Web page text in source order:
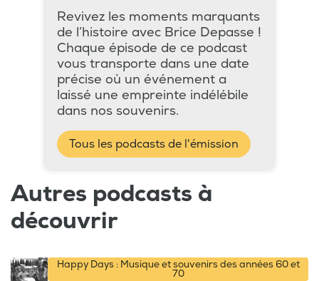
Revivez les moments marquants
de l’histoire avec Brice Depasse !
Chaque épisode de ce podcast
vous transporte dans une date
précise où un événement a
laissé une empreinte indélébile
dans nos souvenirs.
Tous les podcasts de l'émission
Autres podcasts à
découvrir
Happy Days : Musique et souvenirs des années 60 et
70